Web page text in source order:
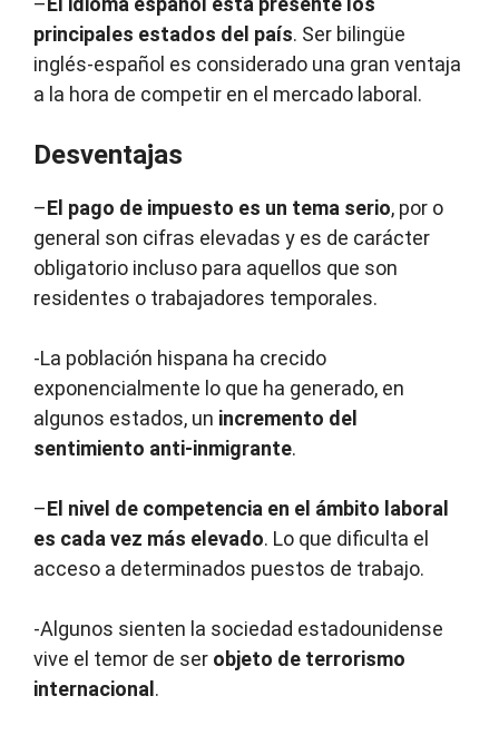
principales estados del país. Ser bilingüe
inglés-español es considerado una gran ventaja
a la hora de competir en el mercado laboral.
Desventajas
–El pago de impuesto es un tema serio, por o
general son cifras elevadas y es de carácter
obligatorio incluso para aquellos que son
residentes o trabajadores temporales.
-La población hispana ha crecido
exponencialmente lo que ha generado, en
algunos estados, un incremento del
sentimiento anti-inmigrante.
–El nivel de competencia en el ámbito laboral
es cada vez más elevado. Lo que dificulta el
acceso a determinados puestos de trabajo.
-Algunos sienten la sociedad estadounidense
vive el temor de ser objeto de terrorismo
internacional.